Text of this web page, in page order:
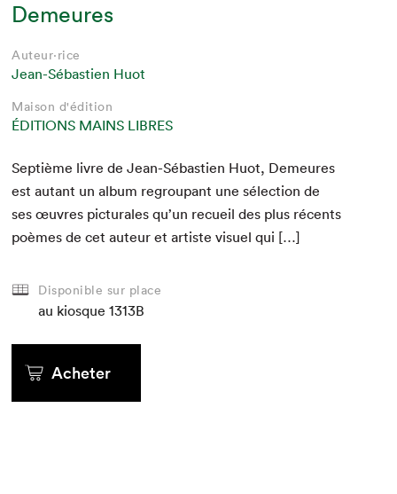
Demeures
Auteur·rice
Jean-Sébastien Huot
Maison d'édition
ÉDITIONS MAINS LIBRES
Sep­tième livre de Jean-Sébastien Huot, Demeures
est autant un album regroupant une sélec­tion de
ses œuvres pic­turales qu’un recueil des plus récents
poèmes de cet auteur et artiste visuel qui […]
Disponible sur place
au kiosque 1313B
Acheter